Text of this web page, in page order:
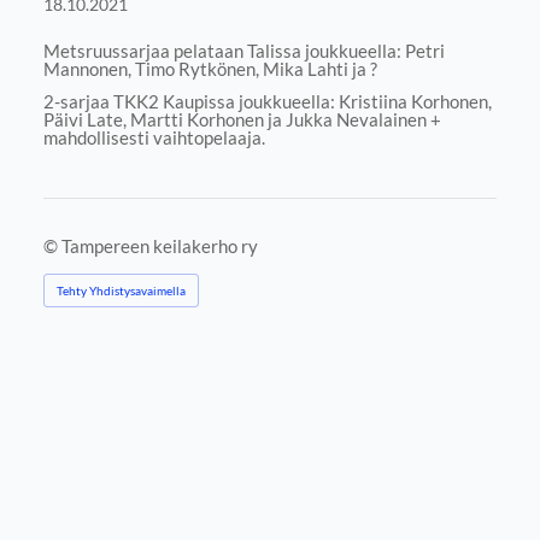
Metsruussarjaa pelataan Talissa joukkueella: Petri
Mannonen, Timo Rytkönen, Mika Lahti ja ?
2-sarjaa TKK2 Kaupissa joukkueella: Kristiina Korhonen,
Päivi Late, Martti Korhonen ja Jukka Nevalainen +
mahdollisesti vaihtopelaaja.
©Tampereen keilakerho ry
Tehty Yhdistysavaimella